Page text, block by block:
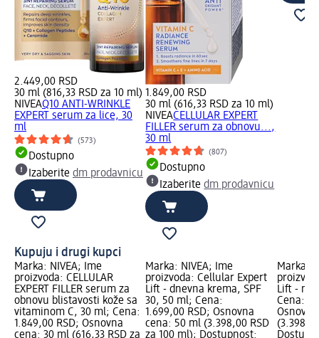
2.449,00 RSD
30 ml (816,33 RSD za 10 ml)
NIVEAQ10 ANTI-WRINKLE
EXPERT serum za lice, 30
ml
(573)
Dostupno
Izaberite dm prodavnicu
1.849,00 RSD
30 ml (616,33 RSD za 10 ml)
NIVEACELLULAR EXPERT
FILLER serum za obnovu...,
30 ml
(807)
Dostupno
Izaberitedm prodavnicu
Kupuju i drugi kupci
Marka: NIVEA; Ime
proizvoda: CELLULAR
EXPERT FILLER serum za
obnovu blistavosti kože sa
vitaminom C, 30 ml; Cena:
1.849,00 RSD; Osnovna
cena: 30 ml (616,33 RSD za
Marka: NIVEA; Ime
proizvoda: Cellular Expert
Lift - dnevna krema, SPF
30, 50 ml; Cena:
1.699,00 RSD; Osnovna
cena: 50 ml (3.398,00 RSD
za 100 ml); Dostupnost:
Marka:
Lift -
Cena: